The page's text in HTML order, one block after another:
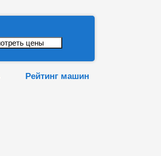
Рейтинг машин